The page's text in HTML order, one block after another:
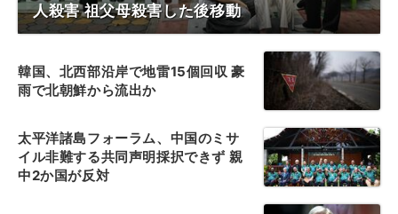
人殺害 祖父母殺害した後移動
韓国、北西部沿岸で地雷15個回収 豪
雨で北朝鮮から流出か
太平洋諸島フォーラム、中国のミサ
イル非難する共同声明採択できず 親
中2か国が反対